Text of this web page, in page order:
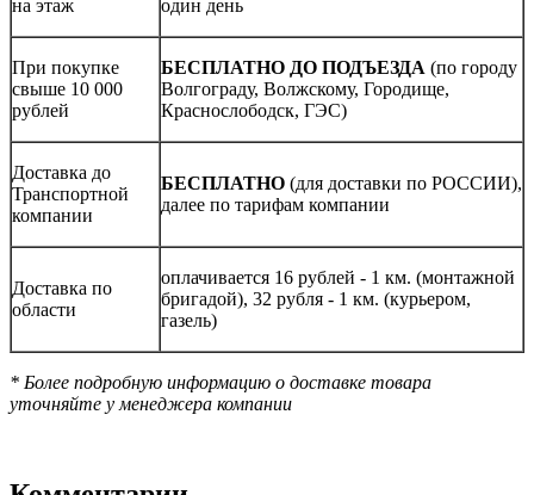
на этаж
один день
При покупке
свыше 10 000
рублей
БЕСПЛАТНО ДО ПОДЪЕЗДА (по городу
Волгограду, Волжскому, Городище,
Краснослободск, ГЭС)
Доставка до
Транспортной
компании
БЕСПЛАТНО (для доставки по РОССИИ),
далее по тарифам компании
Доставка по
области
оплачивается 16 рублей - 1 км. (монтажной
бригадой), 32 рубля - 1 км. (курьером,
газель)
* Более подробную информацию о доставке товара
уточняйте у менеджера компании